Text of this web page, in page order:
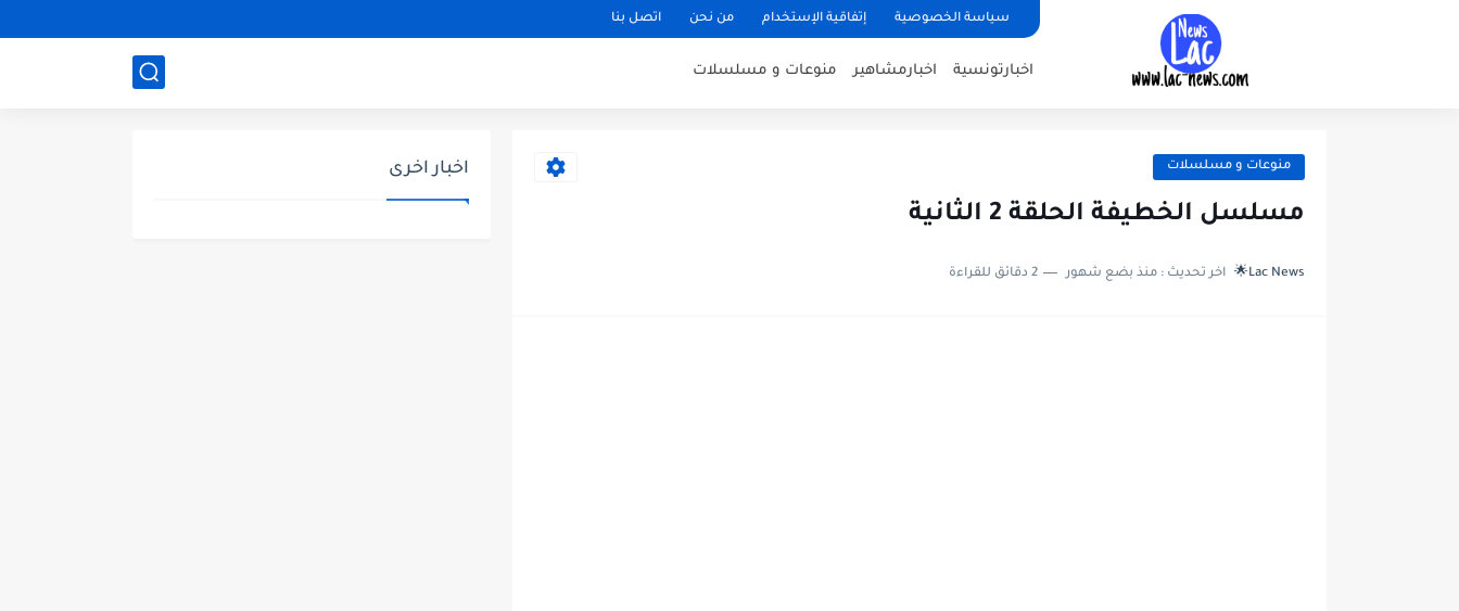
سياسة الخصوصية إتفاقية الإستخدام من نحن اتصل بنا
اخبارتونسية اخبارمشاهير منوعات و مسلسلات
منوعات و مسلسلات
مسلسل الخطيفة الحلقة 2 الثانية
Lac News🌟 اخر تحديث : منذ بضع شهور 2 دقائق للقراءة
اخبار اخرى